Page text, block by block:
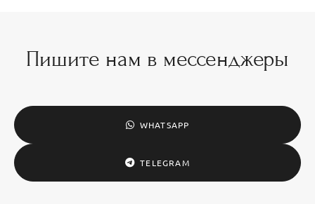
Пишите нам в мессенджеры
WHATSAPP
TELEGRAM